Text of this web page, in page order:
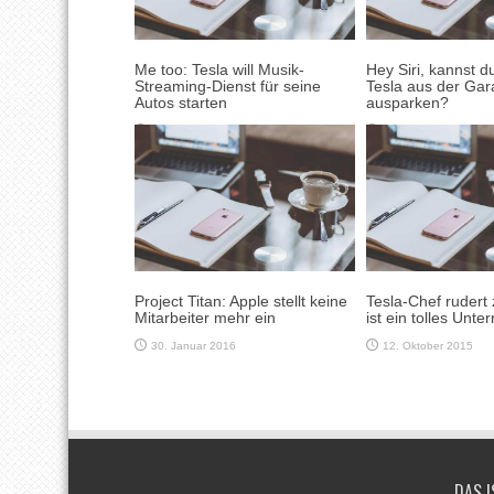
Me too: Tesla will Musik-
Streaming-Dienst für seine
Autos starten
23. Juni 2017
Hey Siri, kannst
Tesla aus der
ausparken?
9. Mai 2016
Project Titan: Apple stellt keine
Mitarbeiter mehr ein
30. Januar 2016
Tesla-Chef rudert
ist ein tolles
12. Oktober 2015